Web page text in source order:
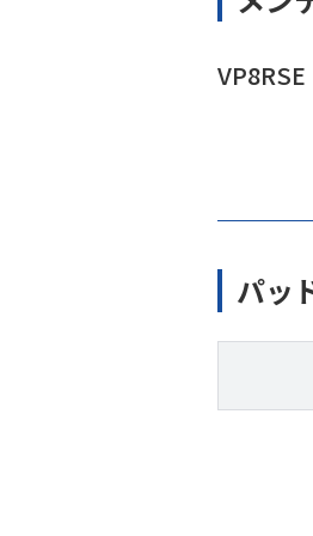
VP8RSE
パッ